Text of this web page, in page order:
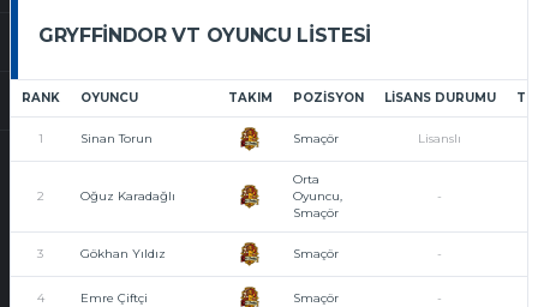
GRYFFINDOR VT OYUNCU LISTESI
RANK OYUNCU TAKIM POZISYON LISANS DURUMU
1 Sinan Torun Smaçör Lisanslı
2 Oğuz Karadağlı
Orta
Oyuncu,
Smaçör
-
3 Gökhan Yıldız Smaçör -
4 Emre Çiftçi Smaçör -